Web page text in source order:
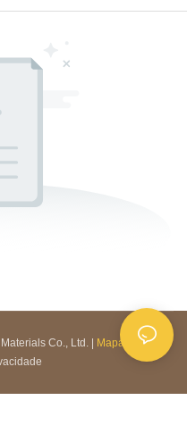
Co., Ltd. | Mapa do site